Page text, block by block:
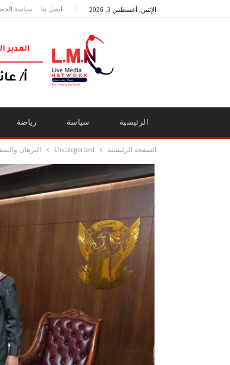
الإثنين, أغسطس 3, 2026 اتصل بنا سياسة
الرئيسية سياسة رياضة
الصفحة الرئيسية Uncategorized البرهان